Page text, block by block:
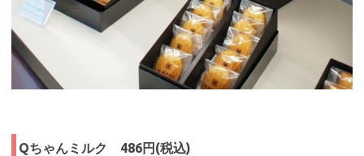
Qちゃんミルク 486円(税込)